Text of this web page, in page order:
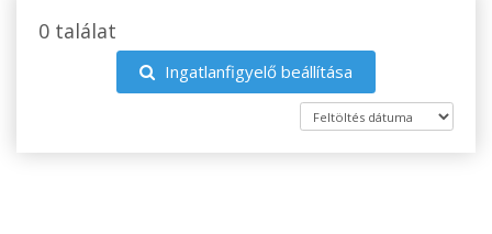
0 találat
Ingatlanfigyelő beállítása